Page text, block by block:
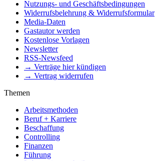
Nutzungs- und Geschäftsbedingungen
Widerrufsbelehrung & Widerrufsformular
Media-Daten
Gastautor werden
Kostenlose Vorlagen
Newsletter
RSS-Newsfeed
→ Verträge hier kündigen
→ Vertrag widerrufen
Themen
Arbeitsmethoden
Beruf + Karriere
Beschaffung
Controlling
Finanzen
Führung